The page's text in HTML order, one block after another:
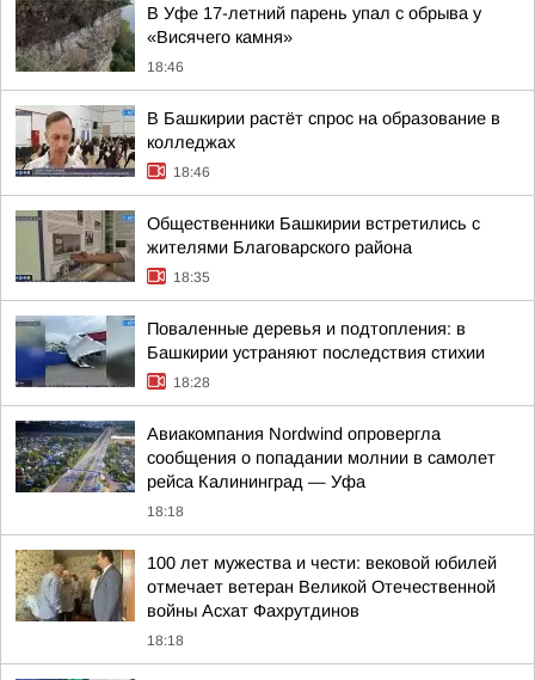
В Уфе 17-летний парень упал с обрыва у
«Висячего камня»
18:46
В Башкирии растёт спрос на образование в
колледжах
18:46
Общественники Башкирии встретились с
жителями Благоварского района
18:35
Поваленные деревья и подтопления: в
Башкирии устраняют последствия стихии
18:28
Авиакомпания Nordwind опровергла
сообщения о попадании молнии в самолет
рейса Калининград — Уфа
18:18
100 лет мужества и чести: вековой юбилей
отмечает ветеран Великой Отечественной
войны Асхат Фахрутдинов
18:18